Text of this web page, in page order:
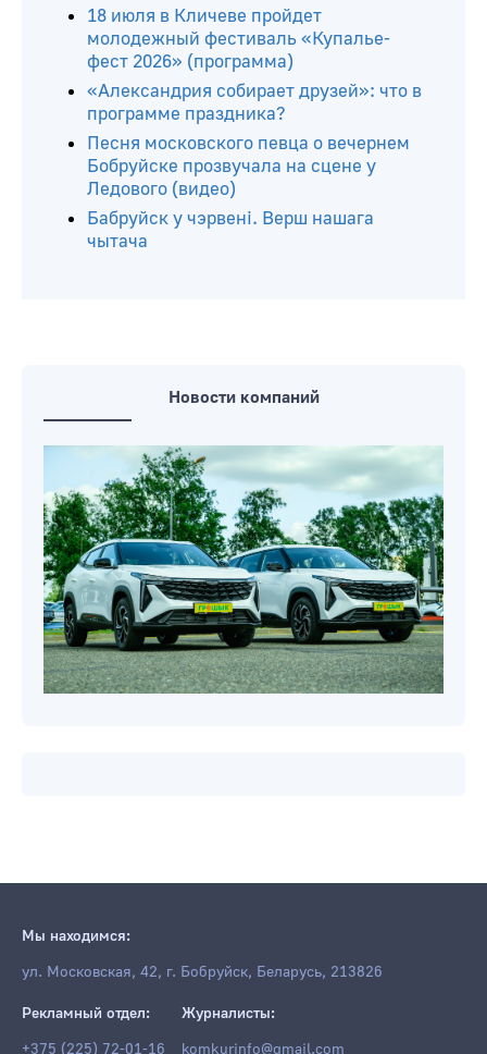
18 июля в Кличеве пройдет
молодежный фестиваль «Купалье-
фест 2026» (программа)
«Александрия собирает друзей»: что в
программе праздника?
Песня московского певца о вечернем
Бобруйске прозвучала на сцене у
Ледового (видео)
Бабруйск у чэрвені. Верш нашага
чытача
Новости компаний
Мы находимся:
ул. Московская, 42, г. Бобруйск, Беларусь, 213826
Рекламный отдел:
Журналисты: